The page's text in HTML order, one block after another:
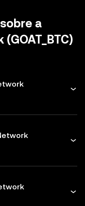
endereços dos
qualquer
a